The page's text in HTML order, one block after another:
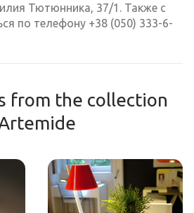
Тютюнника, 37/1. Также с
по телефону +38 (050) 333-6-
from the collection